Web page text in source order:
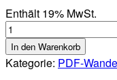
Enthält 19% MwSt.
GR
223
(Menorca)
In den Warenkorb
Kategorie: PDF-